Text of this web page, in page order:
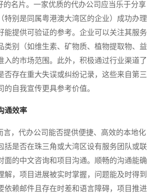
名片。一家优质的代办公司应当乐于分享
特别是同属粤港澳大湾区的企业）成功办理
能提供可验证的参考。企业可以关注其服务
类别（如维生素、矿物质、植物提取物、益
入的市场范围。此外，积极通过行业渠道了
否存在重大失误或纠纷记录，这些来自第三
的自我宣传更具参考价值。
通效率
，代办公司能否提供便捷、高效的本地化
括是否在珠三角或大湾区设有服务团队或联
面的中文咨询和项目沟通。顺畅的沟通能确
解，项目进展被实时掌握，问题能及时得到
依赖邮件且存在时差和语言障碍，项目推进